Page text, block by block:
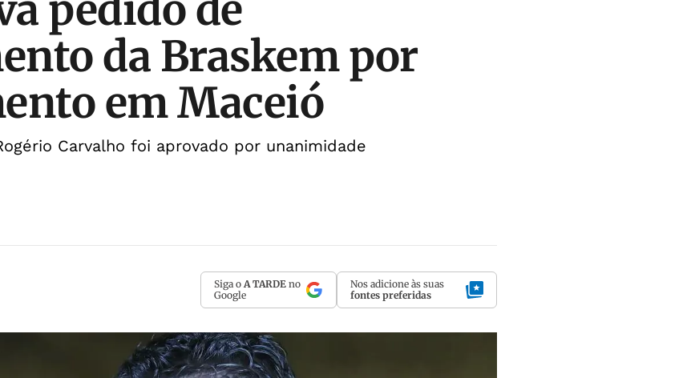
da Braskem por
em Maceió
Carvalho foi aprovado por unanimidade
Siga o A TARDE no
Google
Nos adicione às suas
fontes preferidas